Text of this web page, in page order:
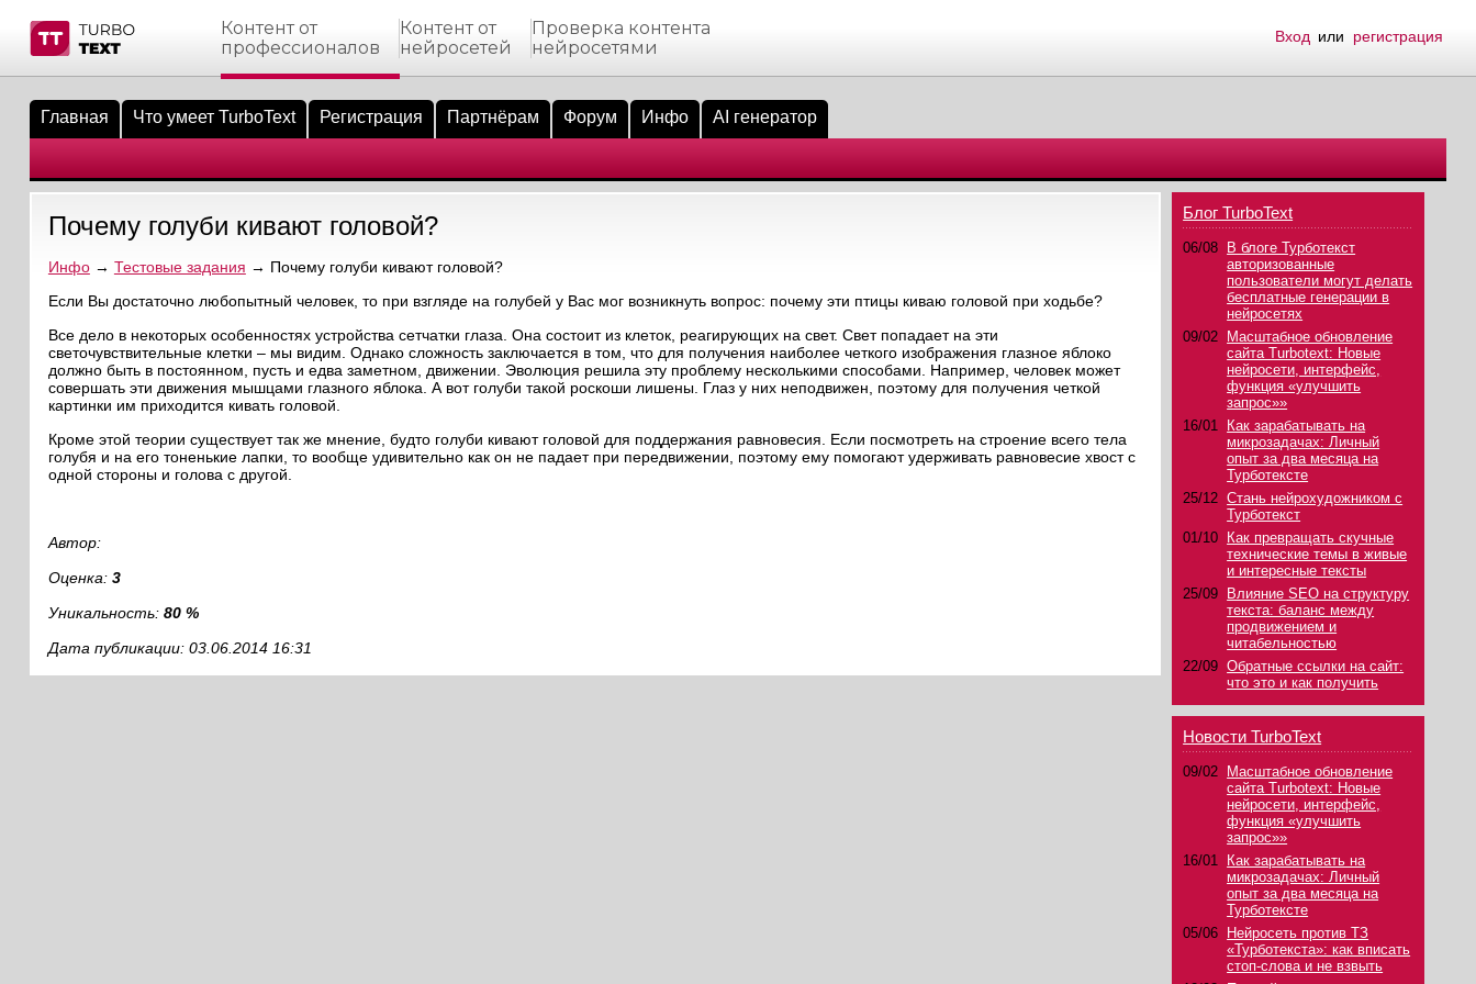
материалы
биржи
пользователи
на сайте
пользователей
сообщения
по форуму
Контент от
профессионалов
Контент от
нейросетей
Проверка контента
нейросетями
Вход или регистрация
Главная Что умеет TurboText Регистрация Партнёрам Форум Инфо AI генератор
Почему голуби кивают головой?
Инфо→ Тестовые задания → Почему голуби кивают головой?
Если Вы достаточно любопытный человек, то при взгляде на голубей у Вас мог возникнуть вопрос: почему эти птицы киваю головой при ходьбе?
Все дело в некоторых особенностях устройства сетчатки глаза. Она состоит из клеток, реагирующих на свет. Свет попадает на эти
светочувствительные клетки – мы видим. Однако сложность заключается в том, что для получения наиболее четкого изображения глазное яблоко
должно быть в постоянном, пусть и едва заметном, движении. Эволюция решила эту проблему несколькими способами. Например, человек может
совершать эти движения мышцами глазного яблока. А вот голуби такой роскоши лишены. Глаз у них неподвижен, поэтому для получения четкой
картинки им приходится кивать головой.
Кроме этой теории существует так же мнение, будто голуби кивают головой для поддержания равновесия. Если посмотреть на строение всего тела
голубя и на его тоненькие лапки, то вообще удивительно как он не падает при передвижении, поэтому ему помогают удерживать равновесие хвост с
одной стороны и голова с другой.
Автор:
Оценка: 3
Уникальность: 80 %
Дата публикации: 03.06.2014 16:31
Блог TurboText
06/08
В блоге Турботекст
авторизованные
пользователи могут делать
бесплатные генерации в
нейросетях
09/02
Масштабное обновление
сайта Turbotext: Новые
нейросети, интерфейс,
функция «улучшить
запрос»»
16/01
Как зарабатывать на
микрозадачах: Личный
опыт за два месяца на
Турботексте
25/12 Стань нейрохудожником с
Турботекст
01/10
Как превращать скучные
технические темы в живые
и интересные тексты
25/09
Влияние SEO на структуру
текста: баланс между
продвижением и
читабельностью
22/09 Обратные ссылки на сайт:
что это и как получить
Новости TurboText
09/02
Масштабное обновление
сайта Turbotext: Новые
нейросети, интерфейс,
функция «улучшить
запрос»»
16/01
Как зарабатывать на
микрозадачах: Личный
опыт за два месяца на
Турботексте
05/06
Нейросеть против ТЗ
«Турботекста»: как вписать
стоп-слова и не взвыть